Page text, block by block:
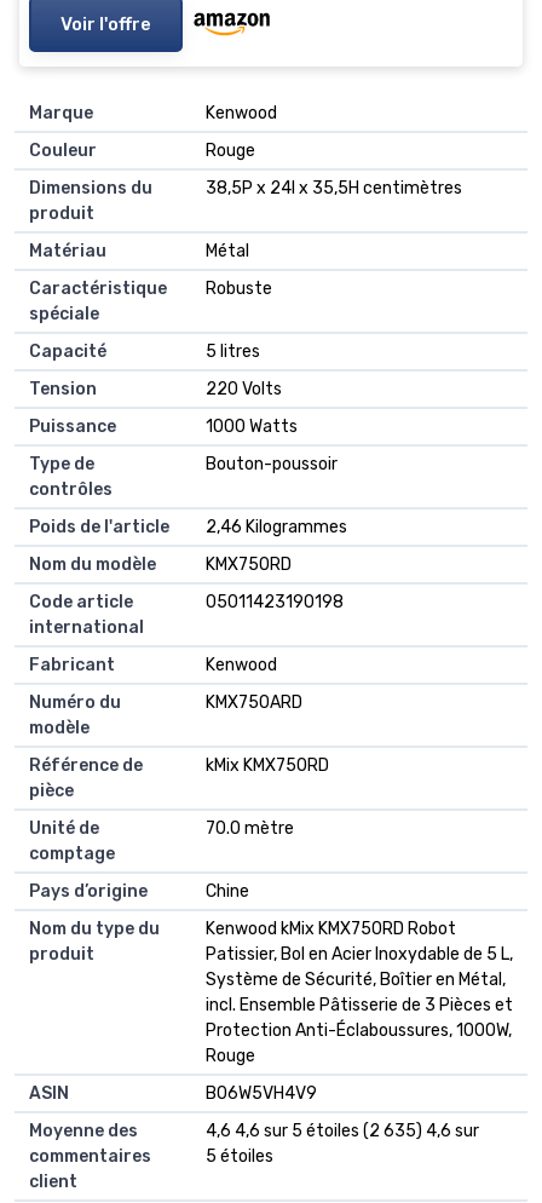
Voir l'offre
Marque
Kenwood
Couleur
Rouge
Dimensions du
produit
38,5P x 24l x 35,5H centimètres
Matériau
Métal
Caractéristique
spéciale
Robuste
Capacité
5 litres
Tension
220 Volts
Puissance
1000 Watts
Type de
contrôles
Bouton-poussoir
Poids de l'article
2,46 Kilogrammes
Nom du modèle
KMX750RD
Code article
international
05011423190198
Fabricant
Kenwood
Numéro du
modèle
KMX750ARD
Référence de
pièce
kMix KMX750RD
Unité de
comptage
70.0 mètre
Pays d’origine
Chine
Nom du type du
produit
Kenwood kMix KMX750RD Robot
Patissier, Bol en Acier Inoxydable de 5 L,
Système de Sécurité, Boîtier en Métal,
incl. Ensemble Pâtisserie de 3 Pièces et
Protection Anti-Éclaboussures, 1000W,
Rouge
ASIN
B06W5VH4V9
Moyenne des
commentaires
client
4,6 4,6 sur 5 étoiles (2 635) 4,6 sur
5 étoiles